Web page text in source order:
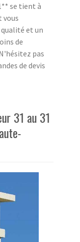
se tient à
vous
et un
de
pas
de devis
31 au 31